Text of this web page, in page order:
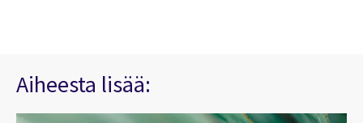
Aiheesta lisää: